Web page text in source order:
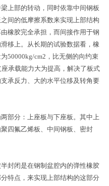
上部的转动，同时依靠中间钢板
间的低摩擦系数来实现上部结构
橡胶完全承担，而间接作用于钢
移上。从长期的试验数据看，橡
50000kg/cm2，比无侧的向约束
承载能力大为提高，解决了板式
承反力、大的水平位移及转角要
分：上座板与下座板。其中上
四氟乙烯板、中间钢板、密封
闭是在钢制盆腔内的弹性橡胶
特点，来实现上部结构的这部分